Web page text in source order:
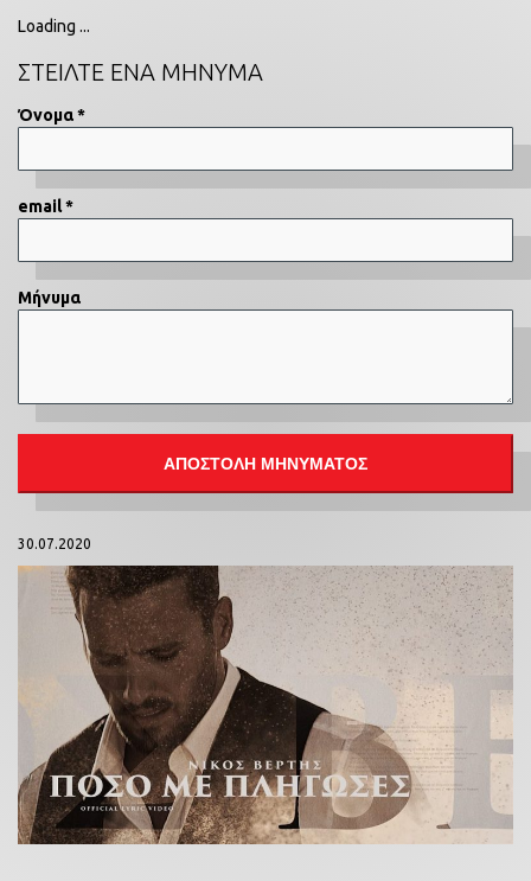
30.07.2020
Loading ...
ΣΤΕΙΛΤΕ ΕΝΑ ΜΗΝΥΜΑ
Όνομα *
email *
Μήνυμα